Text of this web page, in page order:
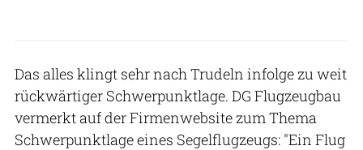
Das alles klingt sehr nach Trudeln infolge zu weit
rückwärtiger Schwerpunktlage. DG Flugzeugbau
vermerkt auf der Firmenwebsite zum Thema
Schwerpunktlage eines Segelflugzeugs: "Ein Flug